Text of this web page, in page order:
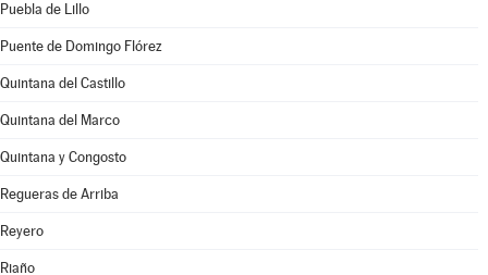
Puebla de Lillo
Puente de Domingo Flórez
Quintana del Castillo
Quintana del Marco
Quintana y Congosto
Regueras de Arriba
Reyero
Riaño